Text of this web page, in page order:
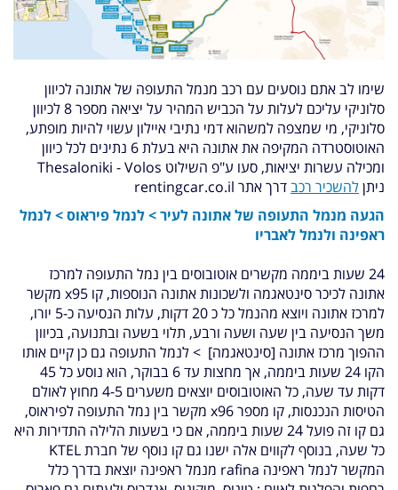
שימו לב אתם נוסעים עם רכב מנמל התעופה של אתונה לכיוון
סלוניקי עליכם לעלות על הכביש המהיר על יציאה מספר 8 לכיוון
סלוניקי, מי שמצפה למשהוא דמי נתיבי איילון עשוי להיות מופתע,
האוטוסטרדה המקיפה את אתונה היא בעלת 6 נתינים לכל כיוון
ומכילה עשרות יציאות, סעו ע"פ השילוט Thesaloniki - Volos
ניתןלהשכיר רכבדרך אתר rentingcar.co.il
הגעה מנמל התעופה של אתונה לעיר > לנמל פיראוס > לנמל
ראפינה ולנמל לאבריו
24 שעות ביממה מקשרים אוטובוסים בין נמל התעופה למרכז
אתונה לכיכר סינטאגמה ולשכונות אתונה הנוספות, קו x95 מקשר
למרכז אתונה ויוצא מהנמל כל כ 20 דקות, עלות הנסיעה כ-5 יורו,
משך הנסיעה בין שעה ושעה ורבע, תלוי בשעה ובתנועה, בכיוון
ההפוך מרכז אתונה [סינטאגמה] > לנמל התעופה גם כן קיים אותו
הקו 24 שעות ביממה, אך מחצות עד 6 בבוקר, הוא נוסע כל 45
דקות עד שעה, כל האוטובוסים יוצאים משערים 4-5 מחוץ לאולם
הטיסות הנכנסות, קו מספר x96 מקשר בין נמל התעופה לפיראוס,
גם קו זה פועל 24 שעות ביממה, אם כי בשעות הלילה התדירות היא
כל שעה, בנוסף לקווים אלה ישנו גם קו נוסף של חברת KTEL
המקשר לנמל ראפינה rafina מנמל ראפינה יוצאת בדרך כלל